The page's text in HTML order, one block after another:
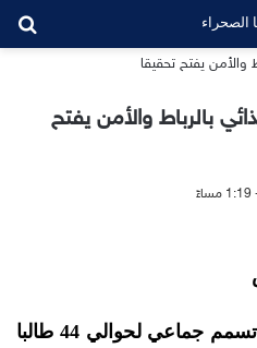
غذائي بالرباط والأمن يفتح
تسببت ” وجبة دجاج ” في تسمم جماعي لحوالي 44 طالبا